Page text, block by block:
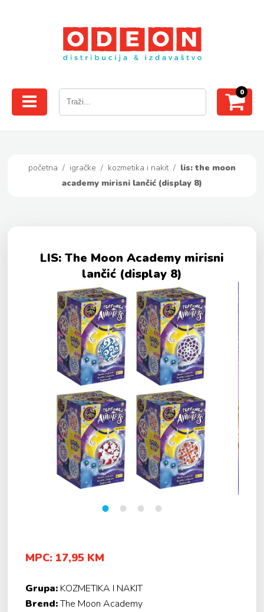
0
početna / igračke / kozmetika i nakit/ lis: the moon
academy mirisni lančić (display 8)
LIS: The Moon Academy mirisni
lančić (display 8)
MPC: 17,95 KM
Grupa: KOZMETIKA I NAKIT
Brend:The Moon Academy